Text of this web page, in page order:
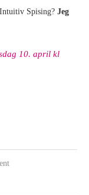
Spising? Jeg
10. april kl